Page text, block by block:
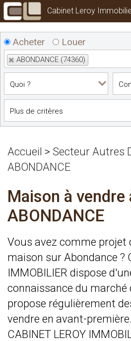
Cabinet Leroy
Acheter Louer
ABONDANCE (74360)
Accueil > Secteur Autres
ABONDANCE
Maison à vendre
ABONDANCE
Vous avez comme projet
maison sur Abondance ?
IMMOBILIER dispose
connaissance du marché
propose régulièrement
vendre en avant-
CABINET LEROY